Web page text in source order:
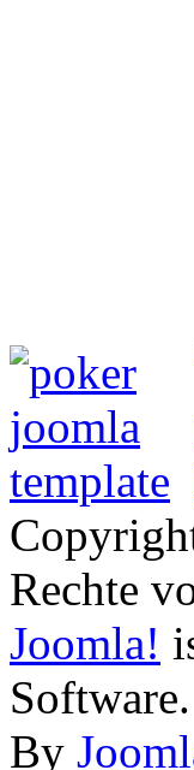
Rechte
Joomla!
Software.
By